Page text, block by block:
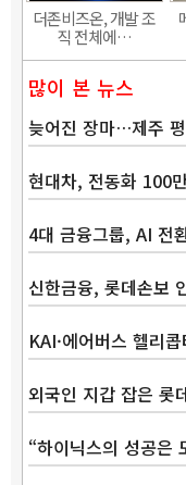
더존비즈온, 개발 조
직 전체에…
많이 본 뉴스
늦어진 장마…제주
현대차, 전동화 100
4대 금융그룹, AI 전
신한금융, 롯데손보
KAI·에어버스 헬리
외국인 지갑 잡은
“하이닉스의 성공은